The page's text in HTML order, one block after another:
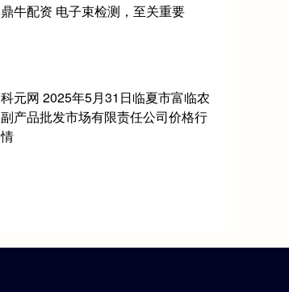
鼎牛配资 电子束检测，至关重要
科元网 2025年5月31日临夏市富临农
副产品批发市场有限责任公司价格行
情